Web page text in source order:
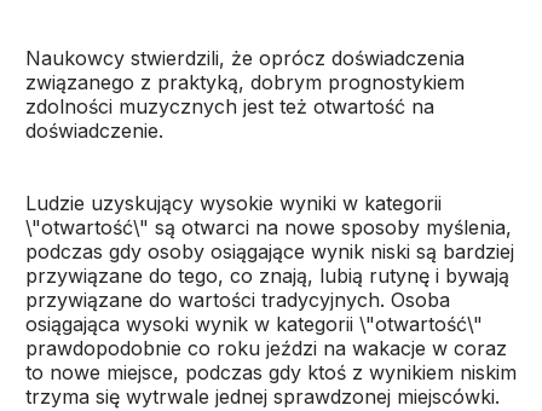
Naukowcy stwierdzili, że oprócz doświadczenia
związanego z praktyką, dobrym prognostykiem
zdolności muzycznych jest też otwartość na
doświadczenie.
Ludzie uzyskujący wysokie wyniki w kategorii
\"otwartość\" są otwarci na nowe sposoby myślenia,
podczas gdy osoby osiągające wynik niski są bardziej
przywiązane do tego, co znają, lubią rutynę i bywają
przywiązane do wartości tradycyjnych. Osoba
osiągająca wysoki wynik w kategorii \"otwartość\"
prawdopodobnie co roku jeździ na wakacje w coraz
to nowe miejsce, podczas gdy ktoś z wynikiem niskim
trzyma się wytrwale jednej sprawdzonej miejscówki.